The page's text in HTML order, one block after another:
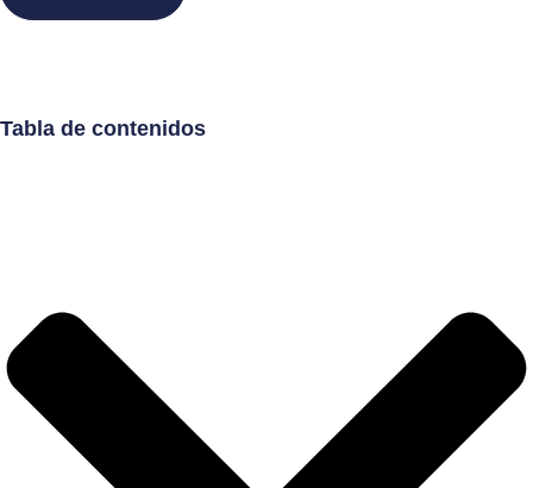
Tabla de contenidos